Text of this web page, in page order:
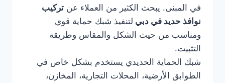
في المبنى. يبحث الكثير من العملاء عن تركيب
نوافذ حديد في دبي لتنفيذ شبك حماية قوي
ومناسب من حيث الشكل والمقاس وطريقة
التثبيت.
شبك الحماية الحديدي يستخدم بشكل خاص في
الطوابق الأرضية، المحلات التجارية، المخازن،